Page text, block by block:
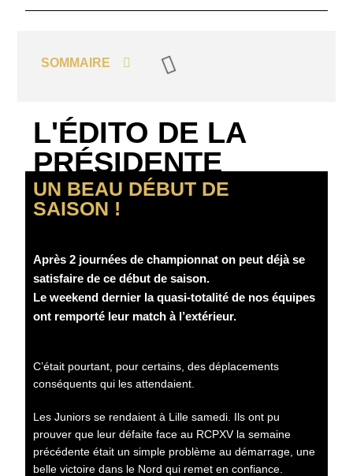
SOMMAIRE
L'ÉDITO DE LA
PRÉSIDENTE
UN BEAU DÉBUT DE
SAISON !
Après 2 journées de championnat on peut déjà se
satisfaire de ce début de saison.
Le weekend dernier la quasi-totalité de nos équipes
ont remporté leur match à l’extérieur.
C’était pourtant, pour certains, des déplacements
conséquents qui les attendaient.
Les Juniors se rendaient à Lille samedi. Ils ont pu
prouver que leur défaite face au RCPXV la semaine
précédente était un simple problème au démarrage, une
belle victoire dans le Nord qui remet en confiance.